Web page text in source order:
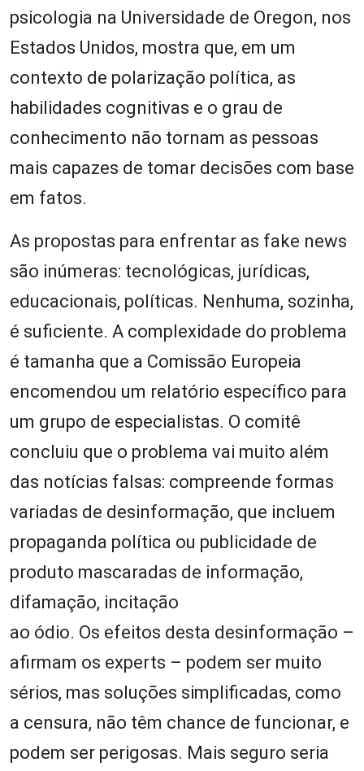
psicologia na Universidade de Oregon, nos
Estados Unidos, mostra que, em um
contexto de polarização política, as
habilidades cognitivas e o grau de
conhecimento não tornam as pessoas
mais capazes de tomar decisões com base
em fatos.
As propostas para enfrentar as fake news
são inúmeras: tecnológicas, jurídicas,
educacionais, políticas. Nenhuma, sozinha,
é suficiente. A complexidade do problema
é tamanha que a Comissão Europeia
encomendou um relatório específico para
um grupo de especialistas. O comitê
concluiu que o problema vai muito além
das notícias falsas: compreende formas
variadas de desinformação, que incluem
propaganda política ou publicidade de
produto mascaradas de informação,
difamação, incitação
ao ódio. Os efeitos desta desinformação –
afirmam os experts – podem ser muito
sérios, mas soluções simplificadas, como
a censura, não têm chance de funcionar, e
podem ser perigosas. Mais seguro seria